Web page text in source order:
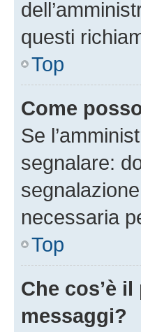
questi
Top
Come
Se
segnalare:
necessaria
Top
Che cos’è
messaggi?